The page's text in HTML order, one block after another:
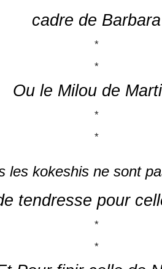
cadre de Barbara
*
*
Ou le Milou de
*
*
les kokeshis ne sont
tendresse pour
*
*